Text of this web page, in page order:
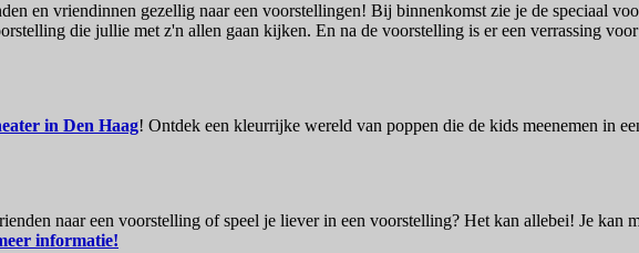
en vriendinnen gezellig naar een voorstellingen! Bij binnenkomst zie je de speciaal
die jullie met z'n allen gaan kijken. En na de voorstelling is er een verrassing
in Den Haag! Ontdek een kleurrijke wereld van poppen die de kids meenemen in
naar een voorstelling of speel je liever in een voorstelling? Het kan allebei! Je kan
informatie!